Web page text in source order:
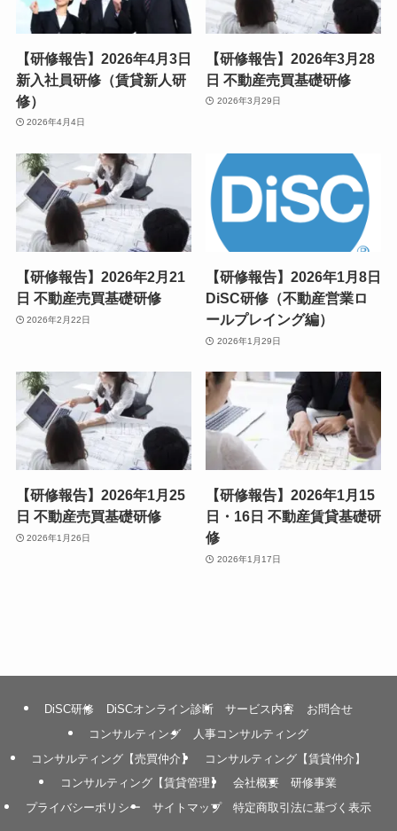
【研修報告】2026年4月3日
新入社員研修（賃貸新人研
修）
2026年4月4日
【研修報告】2026年3月28
日 不動産売買基礎研修
2026年3月29日
【研修報告】2026年2月21
日 不動産売買基礎研修
2026年2月22日
【研修報告】2026年1月8日
DiSC研修（不動産営業ロ
ールプレイング編）
2026年1月29日
【研修報告】2026年1月25
日 不動産売買基礎研修
2026年1月26日
【研修報告】2026年1月15
日・16日 不動産賃貸基礎研
修
2026年1月17日
DiSC研修 DiSCオンライン診断 サービス内容
お問合せ
コンサルティング
人事コンサルティング
コンサルティング【売買仲介】
コンサルティング【賃貸仲介】
コンサルティング【賃貸管理】
会社概要
研修事業
プライバシーポリシー
サイトマップ 特定商取引法に基づく表示